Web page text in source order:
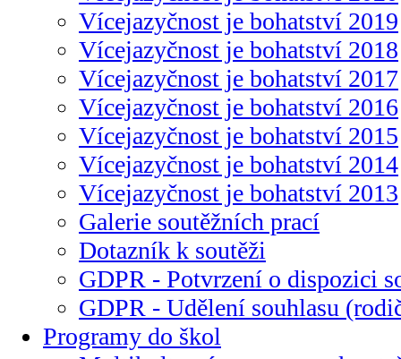
Vícejazyčnost je bohatství 2019
Vícejazyčnost je bohatství 2018
Vícejazyčnost je bohatství 2017
Vícejazyčnost je bohatství 2016
Vícejazyčnost je bohatství 2015
Vícejazyčnost je bohatství 2014
Vícejazyčnost je bohatství 2013
Galerie soutěžních prací
Dotazník k soutěži
GDPR - Potvrzení o dispozici
GDPR - Udělení souhlasu
Programy do škol